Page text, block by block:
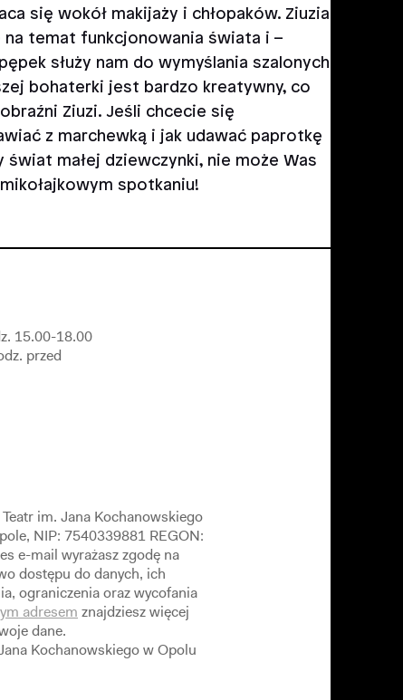
się wokół makijaży i chłopaków. Ziuzia
temat funkcjonowania świata i –
służy nam do wymyślania szalonych
bohaterki jest bardzo kreatywny, co
Ziuzi. Jeśli chcecie się
z marchewką i jak udawać paprotkę
małej dziewczynki, nie może Was
spotkaniu!
15.00-18.00
przed
im. Jana Kochanowskiego
NIP: 7540339881 REGON:
e-mail wyrażasz zgodę na
dostępu do danych, ich
ograniczenia oraz wycofania
adresem znajdziesz więcej
dane.
Kochanowskiego w Opolu